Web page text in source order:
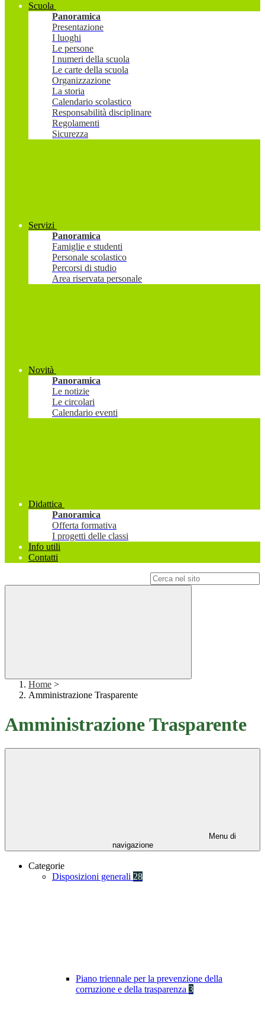
Scuola
Panoramica
Presentazione
I luoghi
Le persone
I numeri della scuola
Le carte della scuola
Organizzazione
La storia
Calendario scolastico
Responsabilità disciplinare
Regolamenti
Sicurezza
Servizi
Panoramica
Famiglie e studenti
Personale scolastico
Percorsi di studio
Area riservata personale
Novità
Panoramica
Le notizie
Le circolari
Calendario eventi
Didattica
Panoramica
Offerta formativa
I progetti delle classi
Info utili
Contatti
Home >
Amministrazione Trasparente
Amministrazione Trasparente
Menu di
navigazione
Categorie
Disposizioni generali 28
Piano triennale per la prevenzione della
corruzione e della trasparenza 3